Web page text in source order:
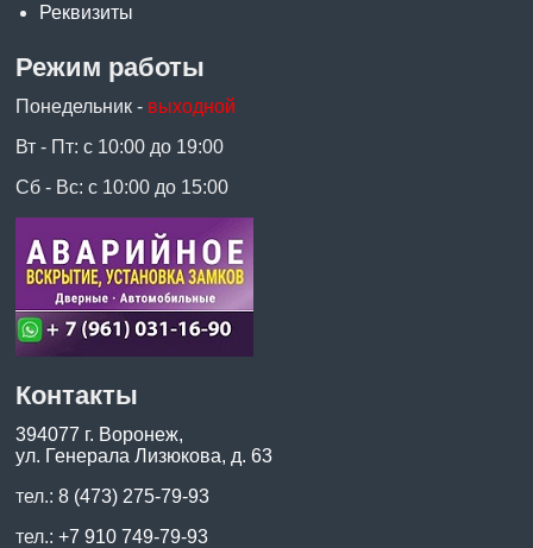
Реквизиты
Режим работы
Понедельник - выходной
Вт - Пт: с 10:00 до 19:00
Сб - Вс: с 10:00 до 15:00
Контакты
394077 г. Воронеж,
ул. Генерала Лизюкова, д. 63
тел.:8 (473) 275-79-93
тел.:+7 910 749-79-93